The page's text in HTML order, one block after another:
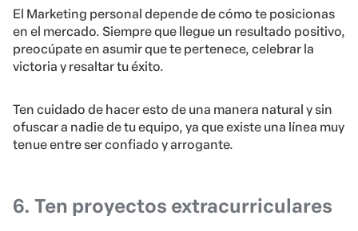
El Marketing personal depende de cómo te posicionas
en el mercado. Siempre que llegue un resultado positivo,
preocúpate en asumir que te pertenece, celebrar la
victoria y resaltar tu éxito.
Ten cuidado de hacer esto de una manera natural y sin
ofuscar a nadie de tu equipo, ya que existe una línea muy
tenue entre ser confiado y arrogante.
6. Ten proyectos extracurriculares